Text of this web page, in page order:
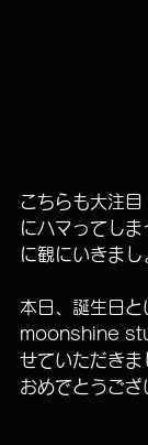
こちらも大注
にハマってし
に観にいきまし
本日、誕生日と
moonshine
せていただきま
おめでとうござ